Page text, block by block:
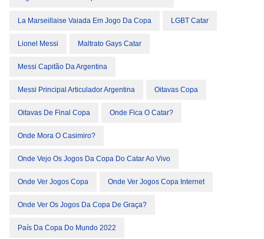
La Marseillaise Vaiada Em Jogo Da Copa LGBT Catar
Lionel Messi Maltrato Gays Catar
Messi Capitão Da Argentina
Messi Principal Articulador Argentina Oitavas Copa
Oitavas De Final Copa Onde Fica O Catar?
Onde Mora O Casimiro?
Onde Vejo Os Jogos Da Copa Do Catar Ao Vivo
Onde Ver Jogos Copa Onde Ver Jogos Copa Internet
Onde Ver Os Jogos Da Copa De Graça?
País Da Copa Do Mundo 2022